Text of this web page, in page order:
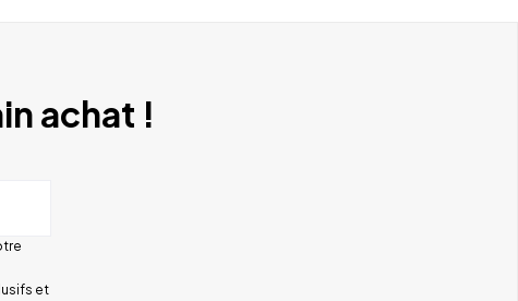
achat !
et